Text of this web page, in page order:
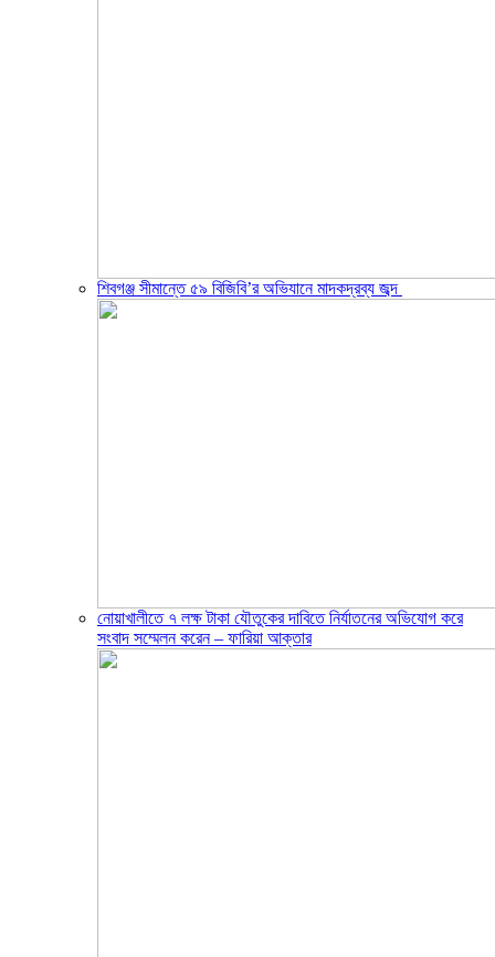
শিবগঞ্জ সীমান্তে ৫৯ বিজিবি’র অভিযানে মাদকদ্রব্য জব্দ ​
নোয়াখালীতে ৭ লক্ষ টাকা যৌতুকের দাবিতে নির্যাতনের অভিযোগ করে
সংবাদ সম্মেলন করেন – ফারিয়া আক্তার